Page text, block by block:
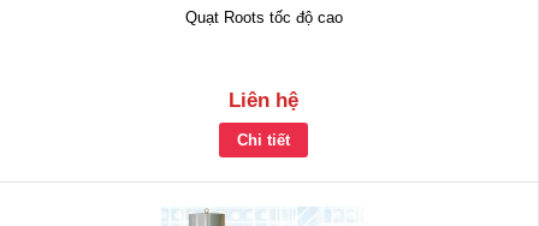
Quạt Roots tốc độ cao
Liên hệ
Chi tiết